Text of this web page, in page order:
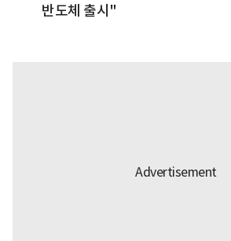
반도체 출시"